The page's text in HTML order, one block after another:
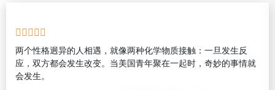
两个性格迥异的人相遇，就像两种化学物质接触：一旦发生反
应，双方都会发生改变。当美国青年聚在一起时，奇妙的事情就
会发生。